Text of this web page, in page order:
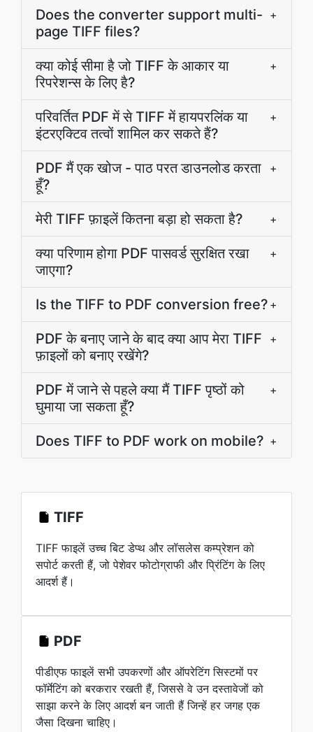
Does the converter support multi-
page TIFF files?
+
क्या कोई सीमा है जो TIFF के आकार या
रिपरेशन्स के लिए है?
+
परिवर्तित PDF में से TIFF में हायपरलिंक या
इंटरएक्टिव तत्वों शामिल कर सकते हैं?
+
PDF मैं एक खोज - पाठ परत डाउनलोड करता
हूँ?
+
मेरी TIFF फ़ाइलें कितना बड़ा हो सकता है? +
क्या परिणाम होगा PDF पासवर्ड सुरक्षित रखा
जाएगा?
+
Is the TIFF to PDF conversion free? +
PDF के बनाए जाने के बाद क्या आप मेरा TIFF
फ़ाइलों को बनाए रखेंगे?
+
PDF में जाने से पहले क्या मैं TIFF पृष्ठों को
घुमाया जा सकता हूँ?
+
Does TIFF to PDF work on mobile? +
TIFF
TIFF फाइलें उच्च बिट डेप्थ और लॉसलेस कम्प्रेशन को
सपोर्ट करती हैं, जो पेशेवर फोटोग्राफी और प्रिंटिंग के लिए
आदर्श हैं।
PDF
पीडीएफ फाइलें सभी उपकरणों और ऑपरेटिंग सिस्टमों पर
फॉर्मेटिंग को बरकरार रखती हैं, जिससे वे उन दस्तावेजों को
साझा करने के लिए आदर्श बन जाती हैं जिन्हें हर जगह एक
जैसा दिखना चाहिए।